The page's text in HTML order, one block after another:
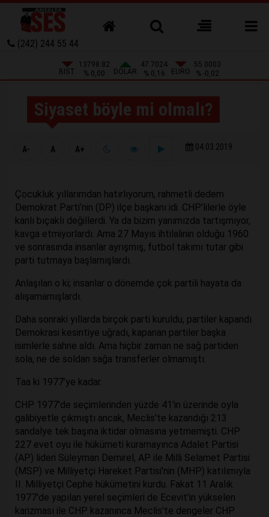
(242) 244 55 44
BIST
13798.82
% 0,00
DOLAR
47.7024
% 0,16
EURO
55.0003
% -0,02
Siyaset böyle mi olmalı?
A- A A+ 04.03.2019
Çocukluk yıllarımdan hatırlıyorum, rahmetli dedem
Demokrat Parti’nin (DP) ilçe başkanı idi. CHP’lilerle öyle
kanlı bıçaklı değillerdi. Ya da bizim yanımızda tartışmıyor,
kavga etmiyorlardı. Ama 27 Mayıs ihtilalinin olduğu 1960
ve sonrasında insanlar ayrışmış, futbol takımı tutar gibi
parti tutmaya başlamışlardı.
Anlaşılan o ki; insanlar o dönemde çok partili hayata da
alışamamışlardı.
Daha sonraki yıllarda birçok parti kuruldu, partiler kapandı.
Demokrasi kesintiye uğradı, kapanan partiler başka
isimlerle sahne aldı. Ama hiçbir zaman ne sağ partiden
sola, ne de soldan sağa transferler olmamıştı.
Taa ki 1977’ye kadar.
CHP 1977'de seçimlerinden yüzde 41'in üzerinde oyla
galibiyetle çıkmıştı ancak, Meclis'te kazandığı 213
sandalye tek başına iktidar olmasına yetmemişti. CHP
227 evet oyu ile hükümeti kuramayınca Adalet Partisi
(AP) lideri Süleyman Demirel, AP ile Milli Selamet Partisi
(MSP) ve Milliyetçi Hareket Partisi'nin (MHP) katılımıyla
II. Milliyetçi Cephe hükümetini kurdu. Fakat 11 Aralık
1977'de yapılan yerel seçimleri de Ecevit'in yükselen
karizması ile CHP kazanınca Meclis'te dengeler CHP